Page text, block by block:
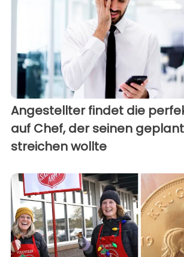
Angestellter findet die
auf Chef, der seinen
streichen wollte